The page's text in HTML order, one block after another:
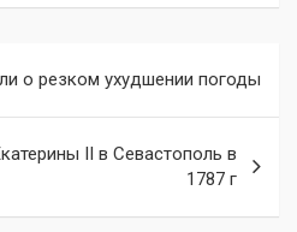
о резком ухудшении погоды
II в Севастополь в
1787 г